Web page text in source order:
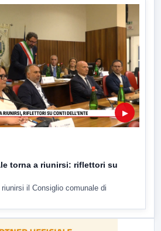
▶
torna a riunirsi: riflettori su
il Consiglio comunale di